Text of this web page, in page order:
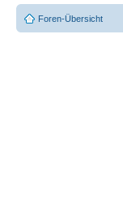
Foren-Übersicht